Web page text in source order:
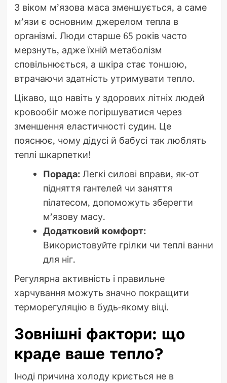
З віком м’язова маса зменшується, а саме
м’язи є основним джерелом тепла в
організмі. Люди старше 65 років часто
мерзнуть, адже їхній метаболізм
сповільнюється, а шкіра стає тоншою,
втрачаючи здатність утримувати тепло.
Цікаво, що навіть у здорових літніх людей
кровообіг може погіршуватися через
зменшення еластичності судин. Це
пояснює, чому дідусі й бабусі так люблять
теплі шкарпетки!
Порада:Легкі силові вправи, як-от
підняття гантелей чи заняття
пілатесом, допоможуть зберегти
м’язову масу.
Додатковий комфорт:
Використовуйте грілки чи теплі ванни
для ніг.
Регулярна активність і правильне
харчування можуть значно покращити
терморегуляцію в будь-якому віці.
Зовнішні фактори: що
краде ваше тепло?
Іноді причина холоду криється не в